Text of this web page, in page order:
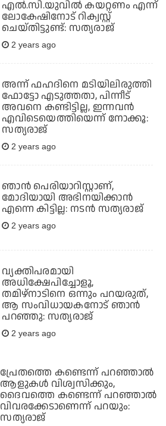
എല്‍.സി.യുവില്‍ കയറ്റണം എന്ന്
ലോകേഷിനോട് റിക്വസ്റ്റ്
ചെയ്തിട്ടുണ്ട്: സത്യരാജ്
2 years ago
അന്ന് ഫഹദിനെ മടിയിലിരുത്തി
ഫോട്ടോ എടുത്തതാ, പിന്നീട്
അവനെ കണ്ടിട്ടില്ല, ഇന്നവന്‍
എവിടെയെത്തിയെന്ന് നോക്കൂ:
സത്യരാജ്
2 years ago
ഞാൻ പെരിയാറിസ്റ്റാണ്,
മോദിയായി അഭിനയിക്കാൻ
എന്നെ കിട്ടില്ല: നടൻ സത്യരാജ്
2 years ago
വ്യക്തിപരമായി
അധിക്ഷേപിച്ചോളൂ,
തമിഴ്‌നാടിനെ ഒന്നും പറയരുത്,
ആ സംവിധായകനോട് ഞാന്‍
പറഞ്ഞു: സത്യരാജ്
2 years ago
പ്രേതത്തെ കണ്ടെന്ന് പറഞ്ഞാല്‍
ആളുകള്‍ വിശ്വസിക്കും,
ദൈവത്തെ കണ്ടെന്ന് പറഞ്ഞാല്‍
വിവരക്കേടാണെന്ന് പറയും:
സത്യരാജ്